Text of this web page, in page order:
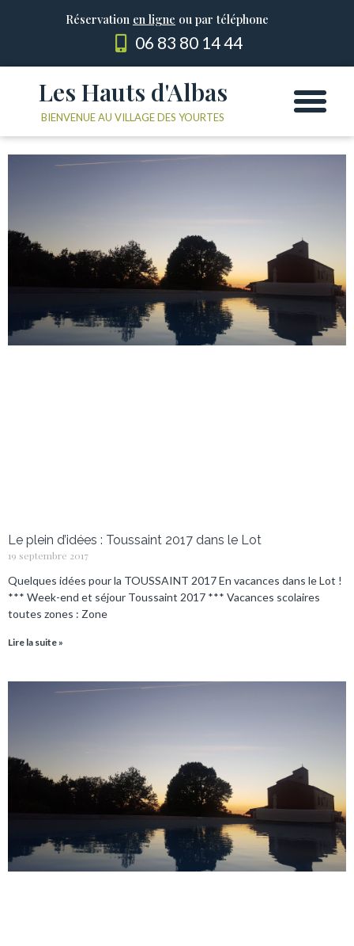
Réservation en ligne ou par téléphone
06 83 80 14 44
Les Hauts d'Albas
BIENVENUE AU VILLAGE DES YOURTES
Le plein d’idées : Toussaint 2017 dans le Lot
19 septembre 2017
Quelques idées pour la TOUSSAINT 2017 En vacances dans le Lot !
*** Week-end et séjour Toussaint 2017 *** Vacances scolaires
toutes zones : Zone
Lire la suite »